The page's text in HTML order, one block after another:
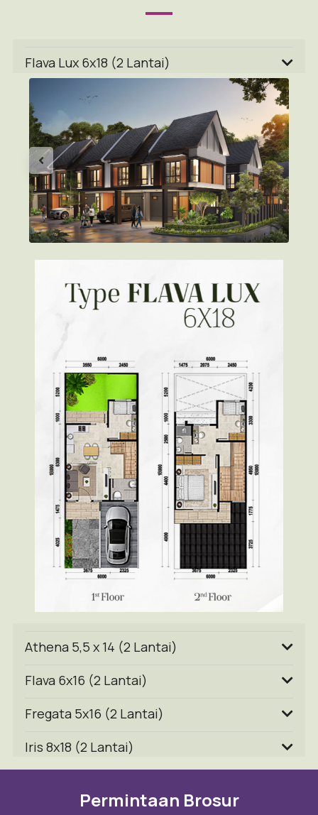
Flava Lux 6x18 (2 Lantai)
Athena 5,5 x 14 (2 Lantai)
Flava 6x16 (2 Lantai)
Fregata 5x16 (2 Lantai)
Iris 8x18 (2 Lantai)
Permintaan Brosur